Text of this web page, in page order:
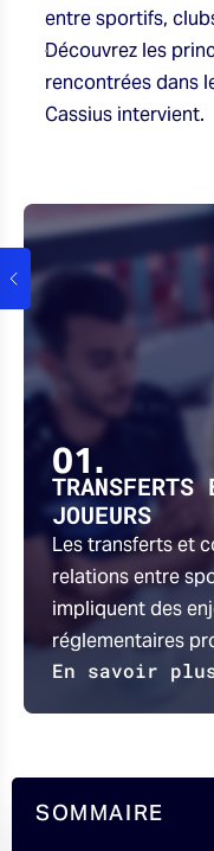
entre sportifs,
Découvrez les
rencontrées dans
Cassius intervient.
01.
TRANSFERTS
JOUEURS
Les transferts et
relations entre
impliquent des
réglementaires
En savoir
SOMMAIRE